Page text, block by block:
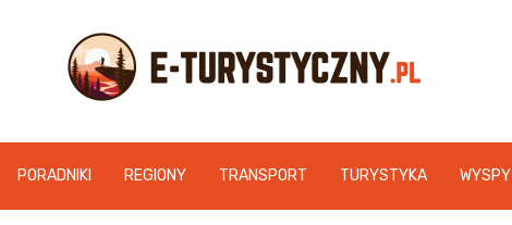
e-turystyczny.pl
PORADNIKI REGIONY TRANSPORT TURYSTYKA WYSPY